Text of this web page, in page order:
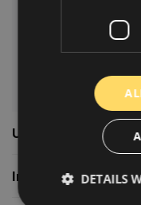
Usefull links
InformatieDETAILS